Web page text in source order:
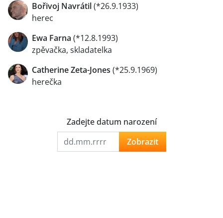
Bořivoj Navrátil(*26.9.1933)
herec
Ewa Farna (*12.8.1993)
zpěvačka, skladatelka
Catherine Zeta-Jones (*25.9.1969)
herečka
Zadejte datum narození
Zobrazit